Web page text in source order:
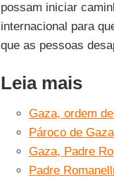
possam iniciar
internacional para
que as pessoas
Leia mais
Gaza, ordem
Pároco de
Gaza, Padre
Padre